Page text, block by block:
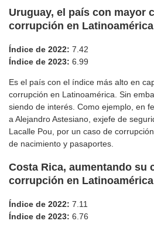
Uruguay, el país con mayor
corrupción en Latinoamérica
Índice de 2022: 7.42
Índice de 2023: 6.99
Es el país con el índice más alto en
corrupción en Latinoamérica. Sin
siendo de interés. Como ejemplo, en
a Alejandro Astesiano, exjefe de
Lacalle Pou, por un caso de
de nacimiento y pasaportes.
Costa Rica, aumentando su
corrupción en Latinoamérica
Índice de 2022: 7.11
Índice de 2023: 6.76